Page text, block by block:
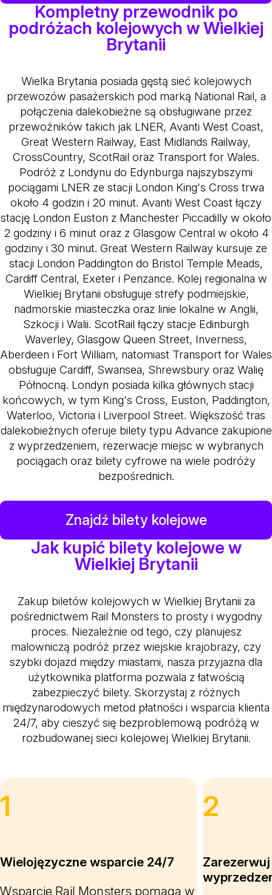
Kompletny przewodnik po
podróżach kolejowych w Wielkiej
Brytanii
Wielka Brytania posiada gęstą sieć kolejowych
przewozów pasażerskich pod marką National Rail, a
połączenia dalekobieżne są obsługiwane przez
przewoźników takich jak LNER, Avanti West Coast,
Great Western Railway, East Midlands Railway,
CrossCountry, ScotRail oraz Transport for Wales.
Podróż z Londynu do Edynburga najszybszymi
pociągami LNER ze stacji London King's Cross trwa
około 4 godzin i 20 minut. Avanti West Coast łączy
stację London Euston z Manchester Piccadilly w około
2 godziny i 6 minut oraz z Glasgow Central w około 4
godziny i 30 minut. Great Western Railway kursuje ze
stacji London Paddington do Bristol Temple Meads,
Cardiff Central, Exeter i Penzance. Kolej regionalna w
Wielkiej Brytanii obsługuje strefy podmiejskie,
nadmorskie miasteczka oraz linie lokalne w Anglii,
Szkocji i Walii. ScotRail łączy stacje Edinburgh
Waverley, Glasgow Queen Street, Inverness,
Aberdeen i Fort William, natomiast Transport for Wales
obsługuje Cardiff, Swansea, Shrewsbury oraz Walię
Północną. Londyn posiada kilka głównych stacji
końcowych, w tym King's Cross, Euston, Paddington,
Waterloo, Victoria i Liverpool Street. Większość tras
dalekobieżnych oferuje bilety typu Advance zakupione
z wyprzedzeniem, rezerwacje miejsc w wybranych
pociągach oraz bilety cyfrowe na wiele podróży
bezpośrednich.
Znajdź bilety kolejowe
Jak kupić bilety kolejowe w
Wielkiej Brytanii
Zakup biletów kolejowych w Wielkiej Brytanii za
pośrednictwem Rail Monsters to prosty i wygodny
proces. Niezależnie od tego, czy planujesz
malowniczą podróż przez wiejskie krajobrazy, czy
szybki dojazd między miastami, nasza przyjazna dla
użytkownika platforma pozwala z łatwością
zabezpieczyć bilety. Skorzystaj z różnych
międzynarodowych metod płatności i wsparcia klienta
24/7, aby cieszyć się bezproblemową podróżą w
rozbudowanej sieci kolejowej Wielkiej Brytanii.
1
Wielojęzyczne wsparcie 24/7
Wsparcie Rail Monsters pomaga w
2